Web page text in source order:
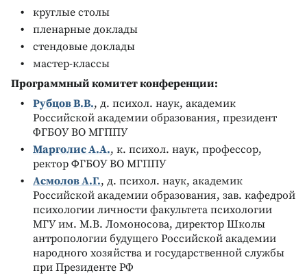
круглые столы
пленарные доклады
стендовые доклады
мастер-классы
Программный комитет конференции:
Рубцов В.В., д. психол. наук, академик
Российской академии образования, президент
ФГБОУ ВО МГППУ
Марголис А.А., к. психол. наук, профессор,
ректор ФГБОУ ВО МГППУ
Асмолов А.Г., д. психол. наук, академик
Российской академии образования, зав. кафедрой
психологии личности факультета психологии
МГУ им. М.В. Ломоносова, директор Школы
антропологии будущего Российской академии
народного хозяйства и государственной службы
при Президенте РФ